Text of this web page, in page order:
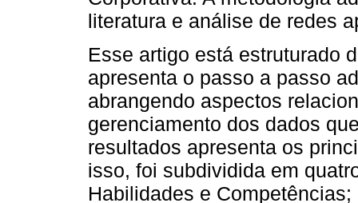
literatura e análise de redes
Esse artigo está estruturado
apresenta o passo a passo
abrangendo aspectos
gerenciamento dos dados
resultados apresenta os
isso, foi subdividida em
Habilidades e